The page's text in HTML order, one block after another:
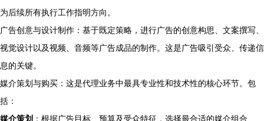
为后续所有执行工作指明方向。
广告创意与设计制作：基于既定策略，进行广告的创意构思、文案撰写、
视觉设计以及视频、音频等广告成品的制作。这是广告吸引受众、传递信
息的关键。
媒介策划与购买：这是代理业务中最具专业性和技术性的核心环节。包
括：
媒介策划 ：根据广告目标、预算及受众特征，选择最合适的媒介组合